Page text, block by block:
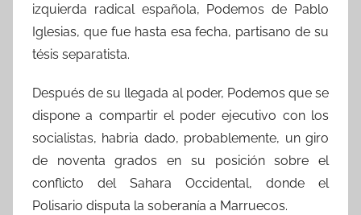
izquierda radical española, Podemos de Pablo
Iglesias, que fue hasta esa fecha, partisano de su
tésis separatista.
Después de su llegada al poder, Podemos que se
dispone a compartir el poder ejecutivo con los
socialistas, habria dado, probablemente, un giro
de noventa grados en su posición sobre el
conflicto del Sahara Occidental, donde el
Polisario disputa la soberanía a Marruecos.